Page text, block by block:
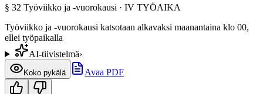
§ 32 Työviikko ja -vuorokausi · IV TYÖAIKA
Työviikko ja -vuorokausi katsotaan alkavaksi maanantaina klo 00,
ellei työpaikalla
AI-tiivistelmä›
Koko pykälä Avaa PDF